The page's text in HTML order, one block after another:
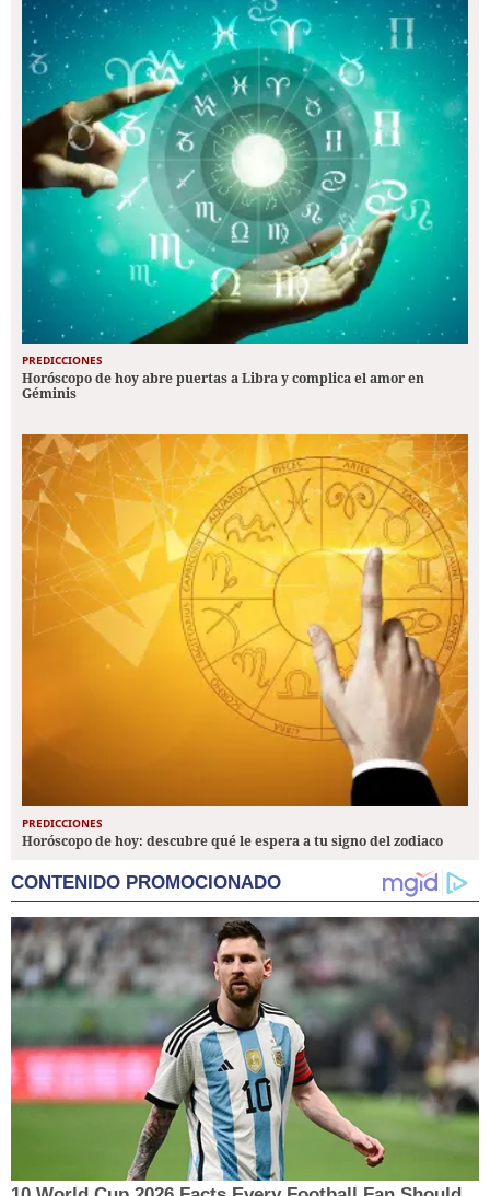
PREDICCIONES
Horóscopo de hoy abre puertas a Libra y complica el amor en
Géminis
PREDICCIONES
Horóscopo de hoy: descubre qué le espera a tu signo del zodiaco
CONTENIDO PROMOCIONADO